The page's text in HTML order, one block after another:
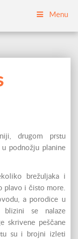
Menu
drugom prstu
podnožju planine
brežuljaka i
plavo i čisto more.
a porodice u
blizini se nalaze
skrivene peščane
tu su i brojni izleti